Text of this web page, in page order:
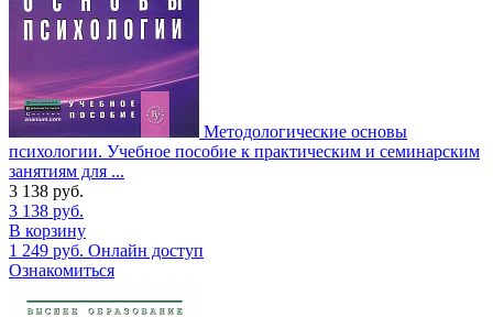
Методологические основы
психологии. Учебное пособие к практическим и семинарским
занятиям для ...
3 138 руб.
3 138 руб.
В корзину
1 249 руб. Онлайн доступ
Ознакомиться